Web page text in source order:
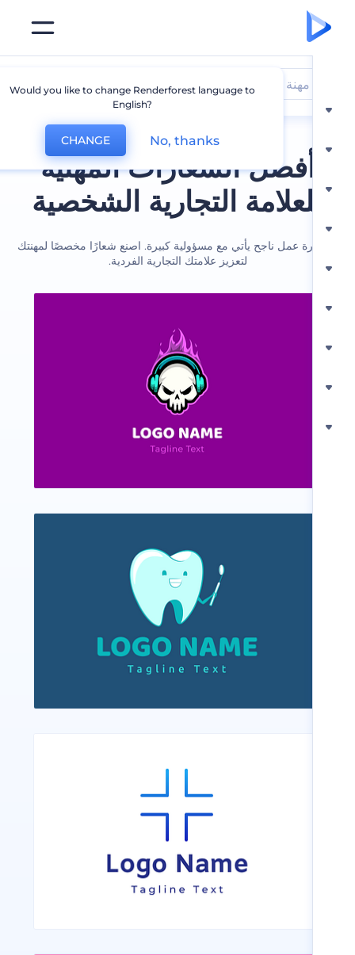
الشعارات المهنية
التجارية الشخصية
عمل ناجح يأتي مع مسؤولية كبيرة. اصنع شعارًا مخصصًا لمهنتك
لتعزيز علامتك التجارية الفردية.
Would you like to change Renderforest language to
CHANGE No, thanks